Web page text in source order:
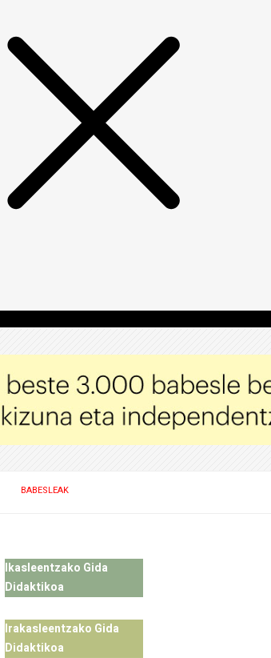
BABESLEAK
Ikasleentzako Gida
Didaktikoa
Irakasleentzako Gida
Didaktikoa